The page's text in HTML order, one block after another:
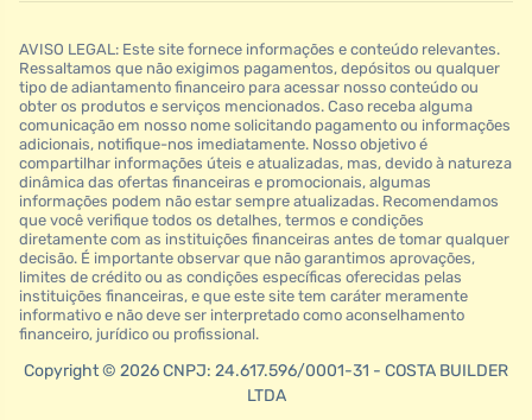
AVISO LEGAL: Este site fornece informações e conteúdo relevantes.
Ressaltamos que não exigimos pagamentos, depósitos ou qualquer
tipo de adiantamento financeiro para acessar nosso conteúdo ou
obter os produtos e serviços mencionados. Caso receba alguma
comunicação em nosso nome solicitando pagamento ou informações
adicionais, notifique-nos imediatamente. Nosso objetivo é
compartilhar informações úteis e atualizadas, mas, devido à natureza
dinâmica das ofertas financeiras e promocionais, algumas
informações podem não estar sempre atualizadas. Recomendamos
que você verifique todos os detalhes, termos e condições
diretamente com as instituições financeiras antes de tomar qualquer
decisão. É importante observar que não garantimos aprovações,
limites de crédito ou as condições específicas oferecidas pelas
instituições financeiras, e que este site tem caráter meramente
informativo e não deve ser interpretado como aconselhamento
financeiro, jurídico ou profissional.
Copyright © 2026 CNPJ: 24.617.596/0001-31 - COSTA BUILDER
LTDA